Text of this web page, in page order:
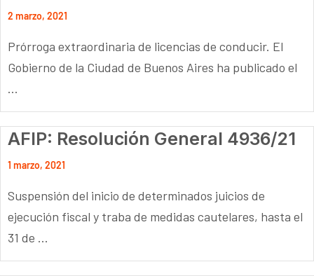
2 marzo, 2021
Prórroga extraordinaria de licencias de conducir. El
Gobierno de la Ciudad de Buenos Aires ha publicado el
...
AFIP: Resolución General 4936/21
1 marzo, 2021
Suspensión del inicio de determinados juicios de
ejecución fiscal y traba de medidas cautelares, hasta el
31 de ...